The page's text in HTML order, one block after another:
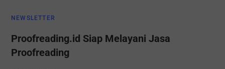
NEWSLETTER
Proofreading.id Siap Melayani Jasa
Proofreading